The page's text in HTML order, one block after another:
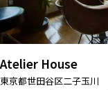
Atelier House
東京都世田谷区二子玉川